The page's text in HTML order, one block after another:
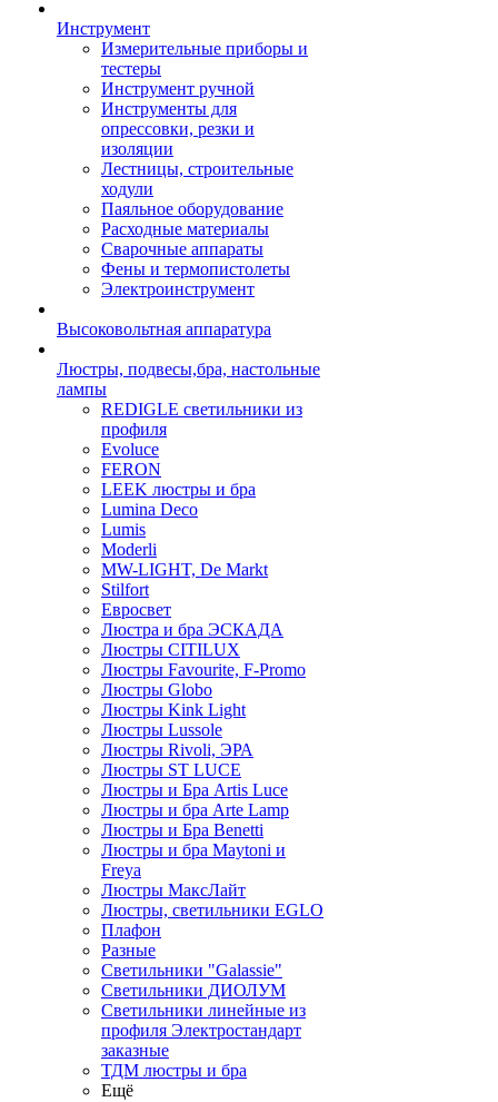
Инструмент
Измерительные приборы и
тестеры
Инструмент ручной
Инструменты для
опрессовки, резки и
изоляции
Лестницы, строительные
ходули
Паяльное оборудование
Расходные материалы
Сварочные аппараты
Фены и термопистолеты
Электроинструмент
Высоковольтная аппаратура
Люстры, подвесы,бра, настольные
лампы
REDIGLE светильники из
профиля
Evoluce
FERON
LEEK люстры и бра
Lumina Deco
Lumis
Moderli
MW-LIGHT, De Markt
Stilfort
Евросвет
Люстра и бра ЭСКАДА
Люстры CITILUX
Люстры Favourite, F-Promo
Люстры Globo
Люстры Kink Light
Люстры Lussole
Люстры Rivoli, ЭРА
Люстры ST LUCE
Люстры и Бра Artis Luce
Люстры и бра Arte Lamp
Люстры и Бра Benetti
Люстры и бра Maytoni и
Freya
Люстры МаксЛайт
Люстры, светильники EGLO
Плафон
Разные
Светильники "Galassie"
Светильники ДИОЛУМ
Светильники линейные из
профиля Электростандарт
заказные
ТДМ люстры и бра
Ещё